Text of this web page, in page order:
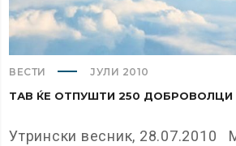
ВЕСТИ ЈУЛИ 2010
ТАВ ЌЕ ОТПУШТИ 250 ДОБРОВОЛЦИ
Утрински весник, 28.07.2010